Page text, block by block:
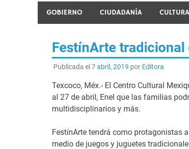
GOBIERNO CIUDADANÍA CULTURA
FestínArte tradicional
Publicada el7 abril, 2019 por Editora
Texcoco, Méx.- El Centro Cultural
al 27 de abril, Enel que las familias
multidisciplinarios y más.
FestínArte tendrá como protagonistas
medio de juegos y juguetes